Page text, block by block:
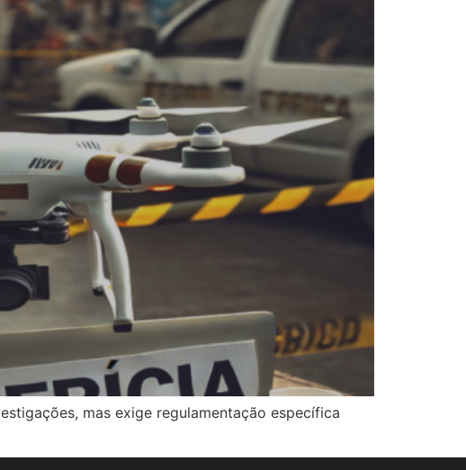
mas exige regulamentação específica